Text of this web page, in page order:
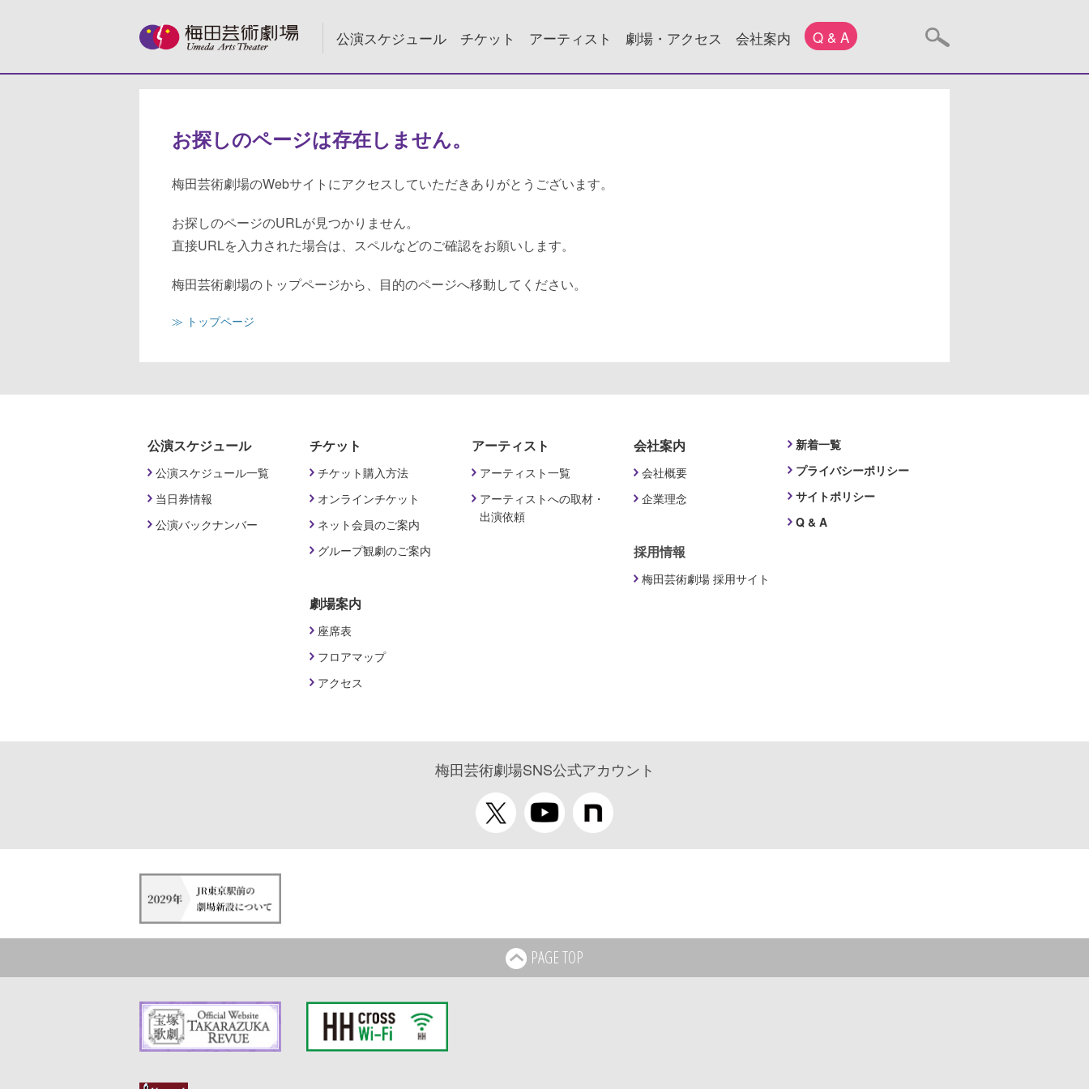
公演スケジュール チケット アーティスト 劇場・アクセス 会社案内 Q & A
お探しのページは存在しません。
梅田芸術劇場のWebサイトにアクセスしていただきありがとうございます。
お探しのページのURLが見つかりません。
直接URLを入力された場合は、スペルなどのご確認をお願いします。
梅田芸術劇場のトップページから、目的のページへ移動してください。
≫ トップページ
公演スケジュール
公演スケジュール一覧
当日券情報
公演バックナンバー
チケット
チケット購入方法
オンラインチケット
ネット会員のご案内
グループ観劇のご案内
劇場案内
座席表
フロアマップ
アクセス
アーティスト
アーティスト一覧
アーティストへの取材・
出演依頼
会社案内
会社概要
企業理念
採用情報
梅田芸術劇場 採用サイト
新着一覧
プライバシーポリシー
サイトポリシー
Q & A
梅田芸術劇場SNS公式アカウント
PAGE TOP